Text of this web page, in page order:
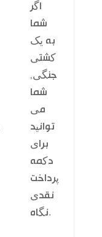
اگر
شما
به یک
کشتی
جنگی,
شما
می
توانید
برای
دکمه
پرداخت
نقدی
نگاه.